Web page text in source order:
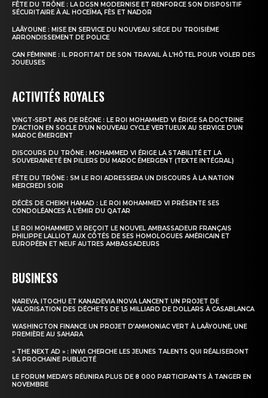
S'ABONNER MAINTENANT
Insight Publications
À propos
Formules d’abonnement
Mon compte
FÊTE DU TRÔNE : LA DGSN MODERNISE ET RENFORCE SON DISPOSITIF
SÉCURITAIRE À AL HOCEÏMA, FÈS ET NADOR
LAÂYOUNE : MISE EN SERVICE DU NOUVEAU SIÈGE DU TROISIÈME
ARRONDISSEMENT DE POLICE
CAN FÉMININE : IL PROFITAIT DE SON TRAVAIL À L’HÔTEL POUR VOLER DES
JOUEUSES
ACTIVITÉS ROYALES
VINGT-SEPT ANS DE RÈGNE : LE ROI MOHAMMED VI ÉRIGE SA DOCTRINE
D’ACTION EN SOCLE D’UN NOUVEAU CYCLE VERTUEUX AU SERVICE D’UN
MAROC ÉMERGENT
DISCOURS DU TRÔNE : MOHAMMED VI ÉRIGE LA STABILITÉ ET LA
SOUVERAINETÉ EN PILIERS DU MAROC ÉMERGENT (TEXTE INTÉGRAL)
FÊTE DU TRÔNE : SM LE ROI ADRESSERA UN DISCOURS À LA NATION
MERCREDI SOIR
DÉCÈS DE CHEIKH HAMAD : LE ROI MOHAMMED VI PRÉSENTE SES
CONDOLÉANCES À L’ÉMIR DU QATAR
LE ROI MOHAMMED VI REÇOIT LE NOUVEL AMBASSADEUR FRANÇAIS
PHILIPPE LALLIOT AUX CÔTÉS DE SES HOMOLOGUES AMÉRICAIN ET
EUROPÉEN ET NEUF AUTRES AMBASSADEURS
BUSINESS
NAREVA, ITOCHU ET KANADEVIA INOVA LANCENT UN PROJET DE
VALORISATION DES DÉCHETS DE 1,5 MILLIARD DE DOLLARS À CASABLANCA
WASHINGTON FINANCE UN PROJET D’AMMONIAC VERT À LAÂYOUNE, UNE
PREMIÈRE AU SAHARA
« THE NEXT AD » : INWI CHERCHE LES JEUNES TALENTS QUI RÉALISERONT
SA PROCHAINE PUBLICITÉ
LE FORUM MEDAYS RÉUNIRA PLUS DE 8 000 PARTICIPANTS À TANGER EN
NOVEMBRE